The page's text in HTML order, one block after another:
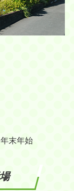
末年始